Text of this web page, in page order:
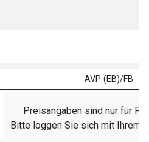
AVP (EB)/FB
Preisangaben sind nur für
Bitte loggen Sie sich mit Ihrem